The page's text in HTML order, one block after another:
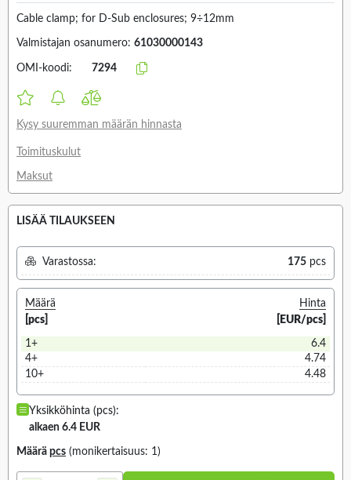
Cable clamp; for D-Sub enclosures; 9÷12mm
Valmistajan osanumero: 61030000143
OMI-koodi: 7294
Kysy suuremman määrän hinnasta
Toimituskulut
Maksut
LISÄÄ TILAUKSEEN
Varastossa: 175 pcs
Määrä
[pcs]
Hinta
[EUR/pcs]
1+
6.4
4+
4.74
10+
4.48
Yksikköhinta (pcs):
alkaen 6.4 EUR
Määrä pcs (monikertaisuus: 1)